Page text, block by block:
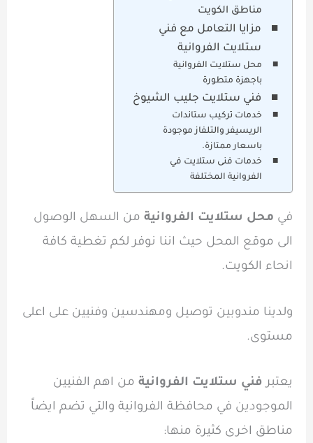
مناطق الكويت
مزايا التعامل مع فني
ستلايت الفروانية
محل ستلايت الفروانية
باجهزة متطورة
فني ستلايت جليب الشيوخ
خدمات تركيب ستاندات
الريسيفر والتلفاز موجودة
باسعار ممتازة.
خدمات فنى ستلايت في
الفروانية المختلفة
في محل ستلايت الفروانية من السهل الوصول
الى موقع المحل حيث اننا نوفر لكم تغطية كافة
انحاء الكويت.
ولدينا مندوبين توصيل ومهندسين وفنيين على اعلى
مستوى.
يعتبر فني ستلايت الفروانية من اهم الفنيين
الموجودين في محافظة الفروانية والتي تضم ايضاً
مناطق اخرى كثيرة منها: